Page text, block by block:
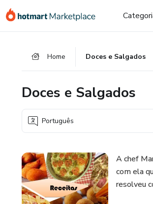
para
para
para
Home Doces e Salgados
Doces e Salgados
Português
A chef
com ela
resolveu